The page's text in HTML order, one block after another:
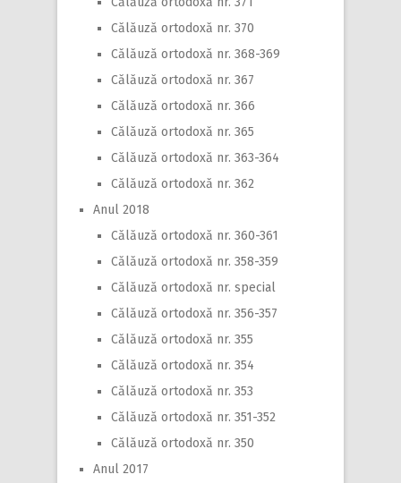
Călăuză ortodoxă nr. 370
Călăuză ortodoxă nr. 368-369
Călăuză ortodoxă nr. 367
Călăuză ortodoxă nr. 366
Călăuză ortodoxă nr. 365
Călăuză ortodoxă nr. 363-364
Călăuză ortodoxă nr. 362
Anul 2018
Călăuză ortodoxă nr. 360-361
Călăuză ortodoxă nr. 358-359
Călăuză ortodoxă nr. special
Călăuză ortodoxă nr. 356-357
Călăuză ortodoxă nr. 355
Călăuză ortodoxă nr. 354
Călăuză ortodoxă nr. 353
Călăuză ortodoxă nr. 351-352
Călăuză ortodoxă nr. 350
Anul 2017